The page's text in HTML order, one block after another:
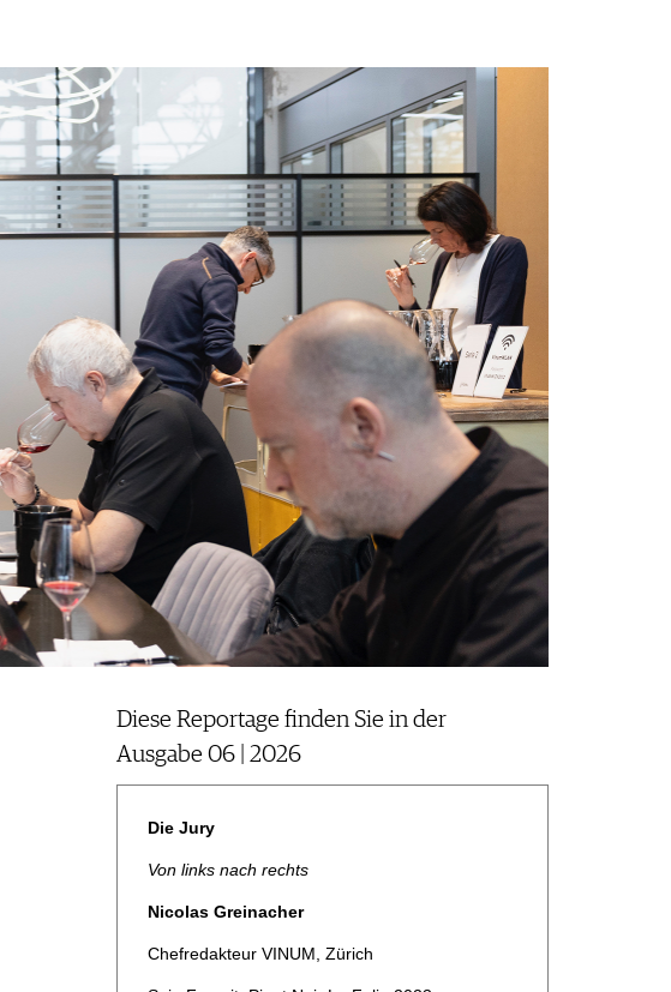
Diese Reportage finden Sie in der
Ausgabe 06 | 2026
Die Jury
Von links nach rechts
Nicolas Greinacher
Chefredakteur VINUM, Zürich